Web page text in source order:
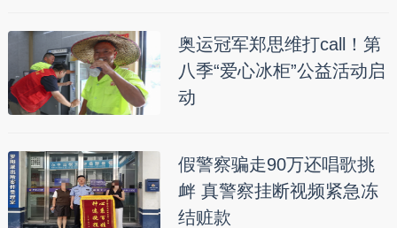
奥运冠军郑思维打call！第
八季“爱心冰柜”公益活动启
动
假警察骗走90万还唱歌挑
衅 真警察挂断视频紧急冻
结赃款